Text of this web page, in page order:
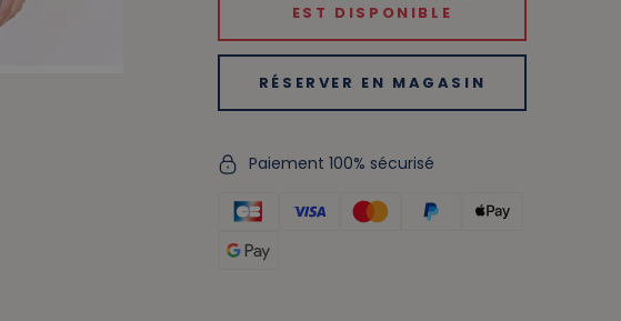
EST DISPONIBLE
RÉSERVER EN MAGASIN
Paiement 100% sécurisé